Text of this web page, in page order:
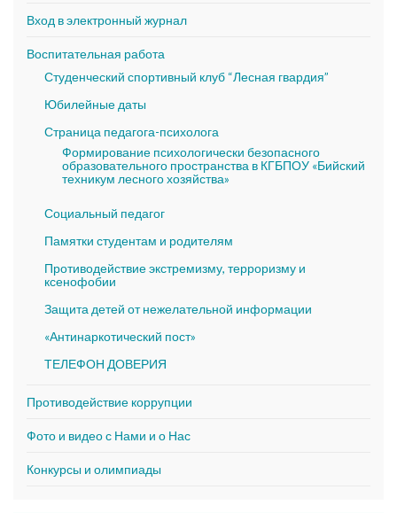
Вход в электронный журнал
Воспитательная работа
Студенческий спортивный клуб “Лесная гвардия”
Юбилейные даты
Страница педагога-психолога
Формирование психологически безопасного
образовательного пространства в КГБПОУ «Бийский
техникум лесного хозяйства»
Социальный педагог
Памятки студентам и родителям
Противодействие экстремизму, терроризму и
ксенофобии
Защита детей от нежелательной информации
«Антинаркотический пост»
ТЕЛЕФОН ДОВЕРИЯ
Противодействие коррупции
Фото и видео с Нами и о Нас
Конкурсы и олимпиады